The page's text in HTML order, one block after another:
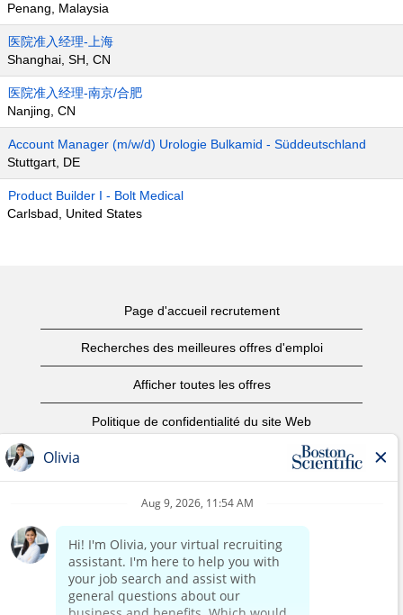
Penang, Malaysia
医院准入经理-上海
Shanghai, SH, CN
医院准入经理-南京/合肥
Nanjing, CN
Account Manager (m/w/d) Urologie Bulkamid - Süddeutschland
Stuttgart, DE
Product Builder I - Bolt Medical
Carlsbad, United States
Page d'accueil recrutement
Recherches des meilleures offres d'emploi
Afficher toutes les offres
Politique de confidentialité du site Web
Page d'accueil du site de l'entreprise